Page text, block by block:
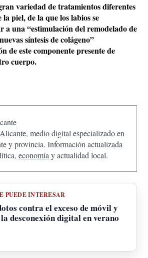
variedad de tratamientos diferentes
piel, de la que los labios se
a una “estimulación del remodelado de
síntesis de colágeno”
de este componente presente de
cuerpo.
medio digital especializado en
y provincia. Información actualizada
economía y actualidad local.
PUEDE INTERESAR
contra el exceso de móvil y
desconexión digital en verano